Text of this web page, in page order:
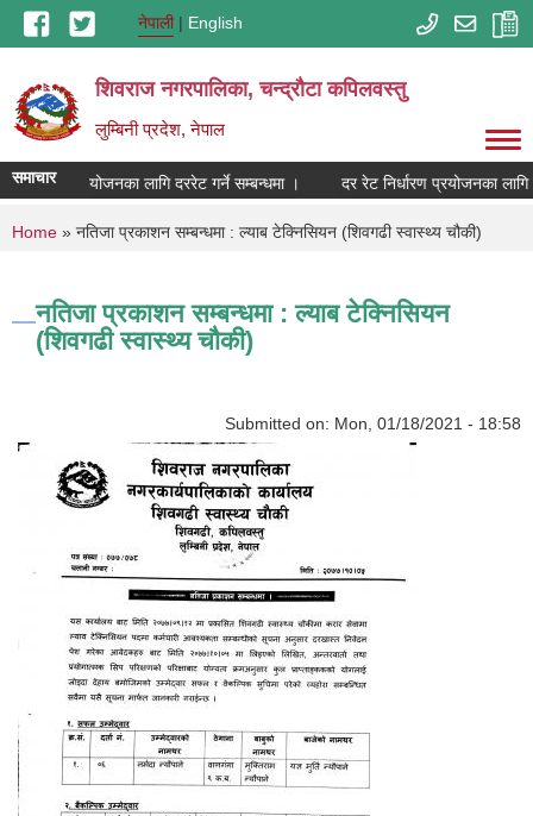
Skip to main contentनेपाली English
शिवराज नगरपालिका, चन्द्राैटा कपिलवस्तु
लुम्बिनी प्रदेश, नेपाल
समाचार
निर्धारण प्रयोजनका लागि दररेट गर्ने सम्बन्धमा । दर रेट निर्धारण प्रयोजनका लागि
You are here
Home » नतिजा प्रकाशन सम्बन्धमा : ल्याब टेक्निसियन (शिवगढी स्वास्थ्य चौकी)
नतिजा प्रकाशन सम्बन्धमा : ल्याब टेक्निसियन
(शिवगढी स्वास्थ्य चौकी)
Submitted on: Mon, 01/18/2021 - 18:58